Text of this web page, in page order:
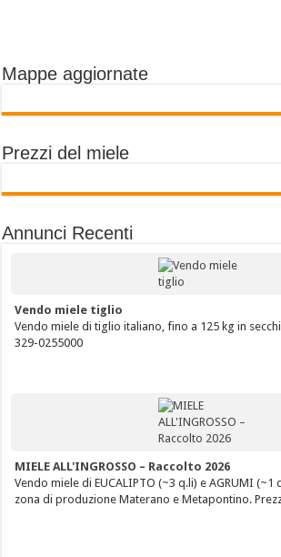
Mappe aggiornate
Prezzi del miele
Annunci Recenti
Vendo miele tiglio
Vendo miele di tiglio italiano, fino a 125 kg in
329-0255000
MIELE ALL'INGROSSO – Raccolto 2026
Vendo miele di EUCALIPTO (~3 q.li) e AGRUMI (~1
zona di produzione Materano e Metapontino.